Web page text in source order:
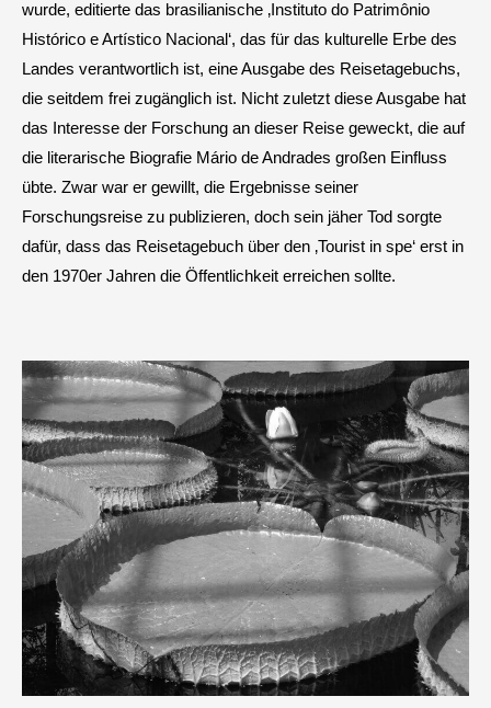
wurde, editierte das brasilianische ‚Instituto do Patrimônio
Histórico e Artístico Nacional‘, das für das kulturelle Erbe des
Landes verantwortlich ist, eine Ausgabe des Reisetagebuchs,
die seitdem frei zugänglich ist. Nicht zuletzt diese Ausgabe hat
das Interesse der Forschung an dieser Reise geweckt, die auf
die literarische Biografie Mário de Andrades großen Einfluss
übte. Zwar war er gewillt, die Ergebnisse seiner
Forschungsreise zu publizieren, doch sein jäher Tod sorgte
dafür, dass das Reisetagebuch über den ‚Tourist in spe‘ erst in
den 1970er Jahren die Öffentlichkeit erreichen sollte.